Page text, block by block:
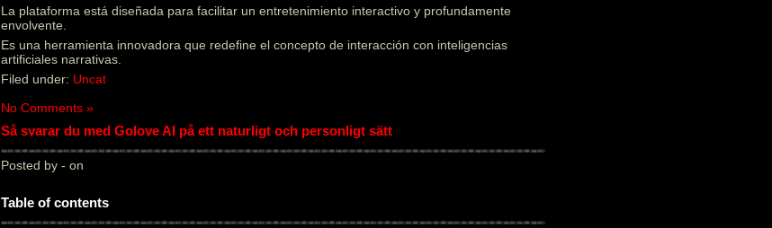
La plataforma está diseñada para facilitar un entretenimiento interactivo y profundamente
envolvente.
Es una herramienta innovadora que redefine el concepto de interacción con inteligencias
artificiales narrativas.
Filed under: Uncat
No Comments »
Så svarar du med Golove AI på ett naturligt och personligt sätt
Posted by - on
Table of contents